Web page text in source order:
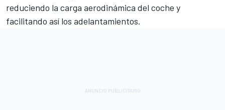
reduciendo la carga aerodinámica del coche y
facilitando así los adelantamientos.